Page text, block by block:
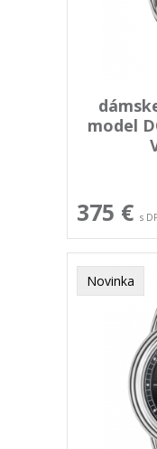
model
375 € s
Novinka